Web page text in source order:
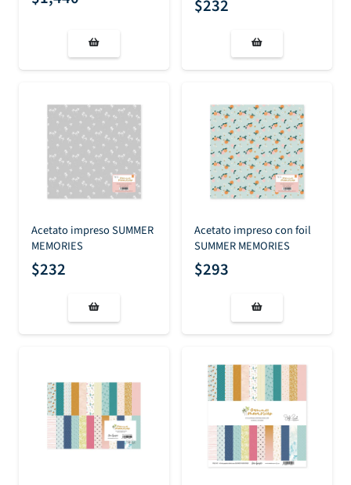
$232
Acetato impreso SUMMER
MEMORIES
$232
Acetato impreso con foil
SUMMER MEMORIES
$293